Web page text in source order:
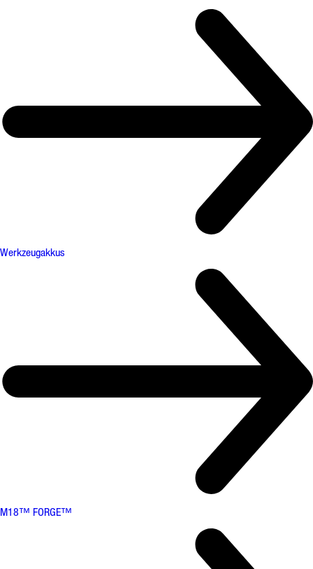
Werkzeugakkus
M18™ FORGE™